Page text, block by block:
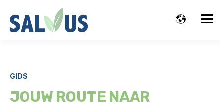
GIDS
JOUW ROUTE NAAR